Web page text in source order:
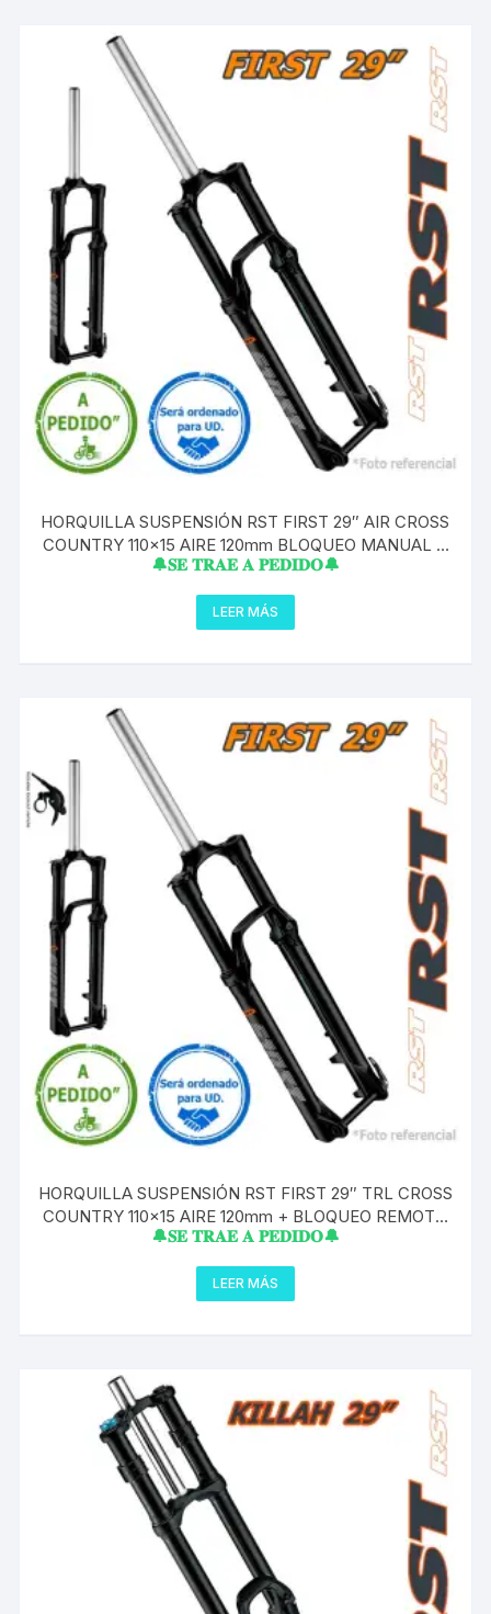
HORQUILLA SUSPENSIÓN RST FIRST 29″ AIR CROSS
COUNTRY 110×15 AIRE 120mm BLOQUEO MANUAL A
PEDIDO
🔔𝐒𝐄 𝐓𝐑𝐀𝐄 𝐀 𝐏𝐄𝐃𝐈𝐃𝐎🔔
LEER MÁS
HORQUILLA SUSPENSIÓN RST FIRST 29″ TRL CROSS
COUNTRY 110×15 AIRE 120mm + BLOQUEO REMOTO
A PEDIDO
🔔𝐒𝐄 𝐓𝐑𝐀𝐄 𝐀 𝐏𝐄𝐃𝐈𝐃𝐎🔔
LEER MÁS